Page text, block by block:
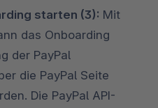
starten (3): Mit
das Onboarding
der PayPal
die PayPal Seite
Die PayPal API-